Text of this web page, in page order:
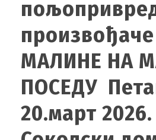
МАЛИНЕ НА
ПОСЕДУ
20.март 2026.